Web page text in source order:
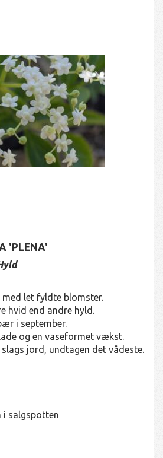
'PLENA'
let fyldte blomster.
hvid end andre hyld.
i september.
og en vaseformet vækst.
jord, undtagen det vådeste.
i salgspotten